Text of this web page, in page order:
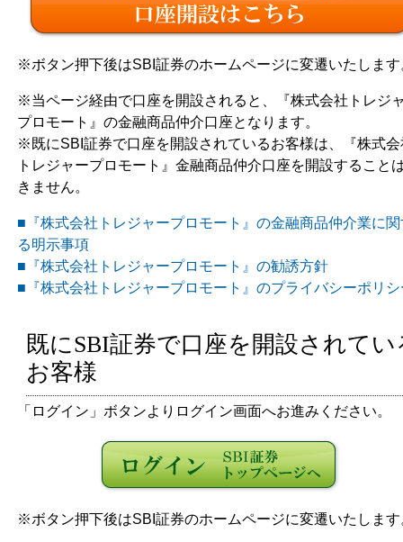
※ボタン押下後はSBI証券のホームページに変遷いたします
※当ページ経由で口座を開設されると、『株式会社トレジ
プロモート』の金融商品仲介口座となります。
※既にSBI証券で口座を開設されているお客様は、『株式会
トレジャープロモート』金融商品仲介口座を開設すること
きません。
■『株式会社トレジャープロモート』の金融商品仲介業に関
る明示事項
■『株式会社トレジャープロモート』の勧誘方針
■『株式会社トレジャープロモート』のプライバシーポリシ
既にSBI証券で口座を開設されてい
お客様
「ログイン」ボタンよりログイン画面へお進みください。
※ボタン押下後はSBI証券のホームページに変遷いたします